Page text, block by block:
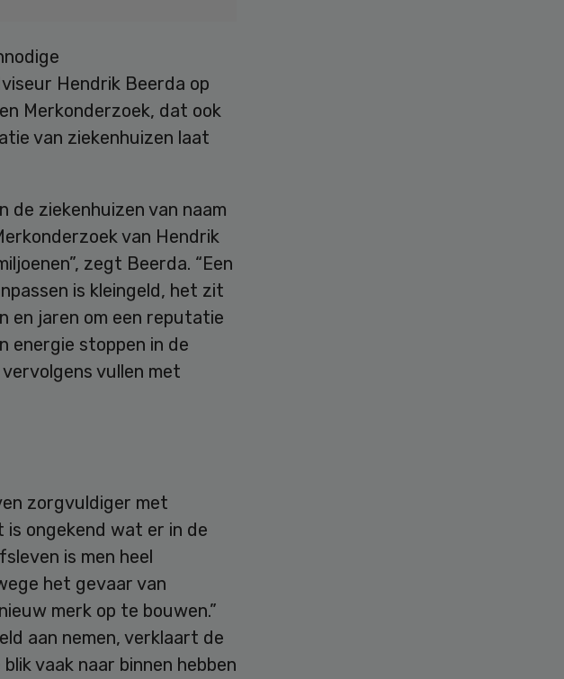
Hendrik Beerda op
Merkonderzoek, dat ook
van ziekenhuizen laat
de ziekenhuizen van naam
van Hendrik
zegt Beerda. “Een
is kleingeld, het zit
en jaren om een reputatie
energie stoppen in de
vullen met
zorgvuldiger met
is ongekend wat er in de
is men heel
het gevaar van
merk op te bouwen.”
aan nemen, verklaart de
vaak naar binnen hebben